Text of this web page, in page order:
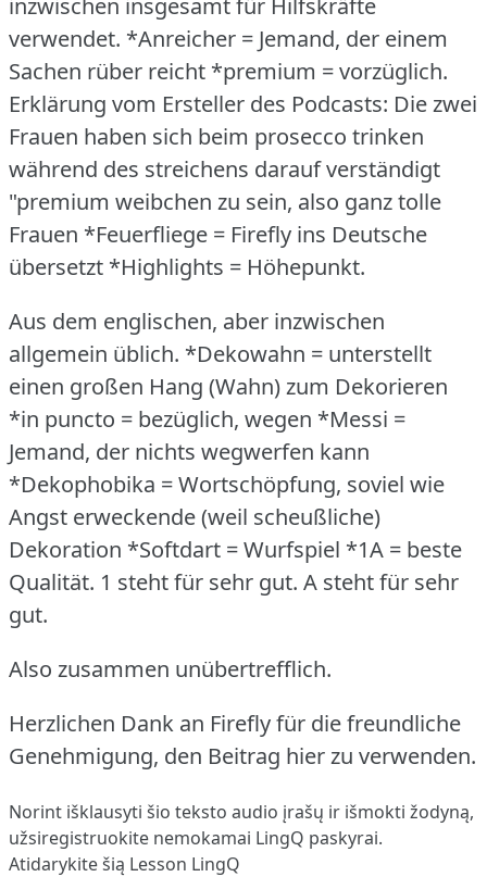
verwendet. *Anreicher = Jemand, der einem
Sachen rüber reicht *premium = vorzüglich.
Erklärung vom Ersteller des Podcasts: Die zwei
Frauen haben sich beim prosecco trinken
während des streichens darauf verständigt
"premium weibchen zu sein, also ganz tolle
Frauen *Feuerfliege = Firefly ins Deutsche
übersetzt *Highlights = Höhepunkt.
Aus dem englischen, aber inzwischen
allgemein üblich. *Dekowahn = unterstellt
einen großen Hang (Wahn) zum Dekorieren
*in puncto = bezüglich, wegen *Messi =
Jemand, der nichts wegwerfen kann
*Dekophobika = Wortschöpfung, soviel wie
Angst erweckende (weil scheußliche)
Dekoration *Softdart = Wurfspiel *1A = beste
Qualität. 1 steht für sehr gut. A steht für sehr
gut.
Also zusammen unübertrefflich.
Herzlichen Dank an Firefly für die freundliche
Genehmigung, den Beitrag hier zu verwenden.
Norint išklausyti šio teksto audio įrašų ir išmokti žodyną,
užsiregistruokite nemokamai LingQ paskyrai.
Atidarykite šią Lesson LingQ